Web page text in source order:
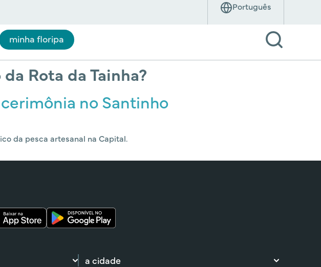
minha floripa
Rota da Tainha?
no Santinho
da pesca artesanal na Capital.
a cidade